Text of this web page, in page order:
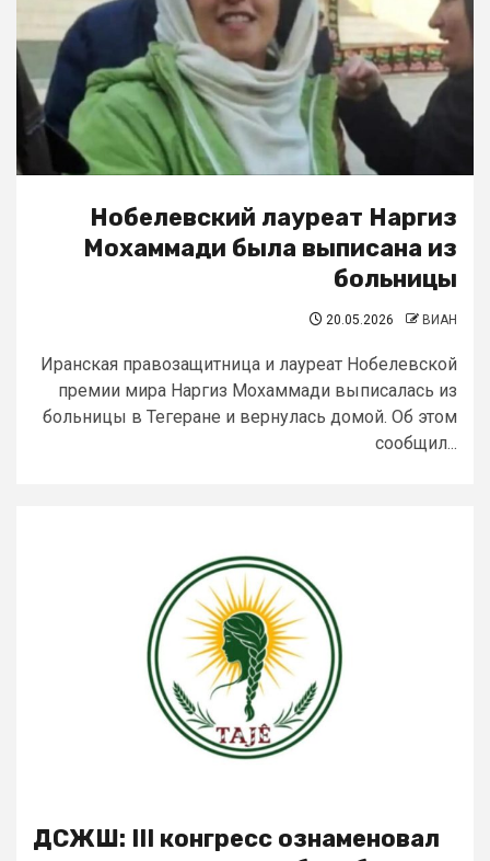
Нобелевский лауреат Наргиз
Мохаммади была выписана из
больницы
20.05.2026 ВИАН
Иранская правозащитница и лауреат Нобелевской
премии мира Наргиз Мохаммади выписалась из
больницы в Тегеране и вернулась домой. Об этом
сообщил...
ДСЖШ: III конгресс ознаменовал